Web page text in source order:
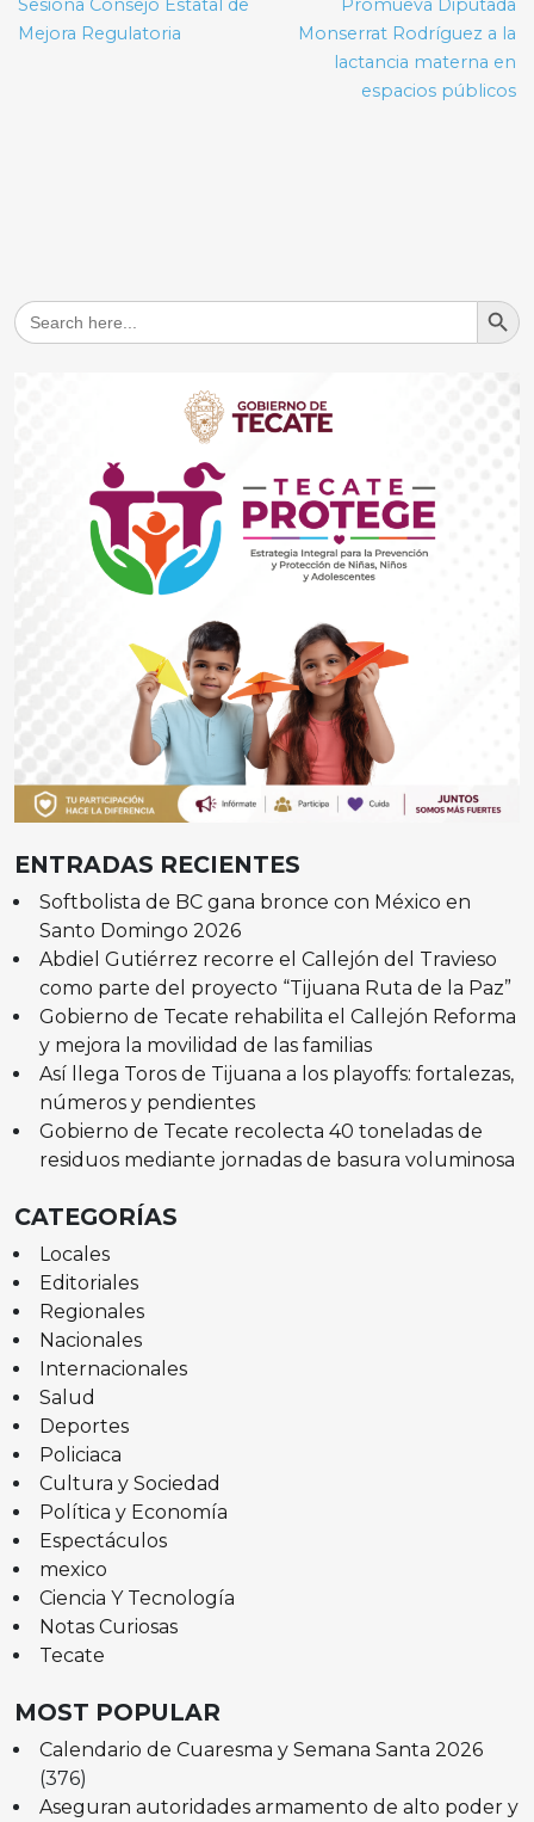
entradas
Sesiona Consejo Estatal de
Mejora Regulatoria
Promueva Diputada
Monserrat Rodríguez a la
lactancia materna en
espacios públicos
Search
for:
Search
ENTRADAS RECIENTES
Softbolista de BC gana bronce con México en
Santo Domingo 2026
Abdiel Gutiérrez recorre el Callejón del Travieso
como parte del proyecto “Tijuana Ruta de la Paz”
Gobierno de Tecate rehabilita el Callejón Reforma
y mejora la movilidad de las familias
Así llega Toros de Tijuana a los playoffs: fortalezas,
números y pendientes
Gobierno de Tecate recolecta 40 toneladas de
residuos mediante jornadas de basura voluminosa
CATEGORÍAS
Locales
Editoriales
Regionales
Nacionales
Internacionales
Salud
Deportes
Policiaca
Cultura y Sociedad
Política y Economía
Espectáculos
mexico
Ciencia Y Tecnología
Notas Curiosas
Tecate
MOST POPULAR
Calendario de Cuaresma y Semana Santa 2026
(376)
Aseguran autoridades armamento de alto poder y